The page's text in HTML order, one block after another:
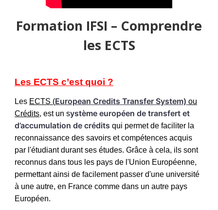
Formation IFSI – Comprendre
les ECTS
Les ECTS c’est quoi ?
Les ECTS (European Credits Transfer System) ou
Crédits, est un système européen de transfert et
d’accumulation de crédits qui permet de faciliter la
reconnaissance des savoirs et compétences acquis
par l'étudiant durant ses études. Grâce à cela, ils sont
reconnus dans tous les pays de l'Union Européenne,
permettant ainsi de facilement passer d'une université
à une autre, en France comme dans un autre pays
Européen.